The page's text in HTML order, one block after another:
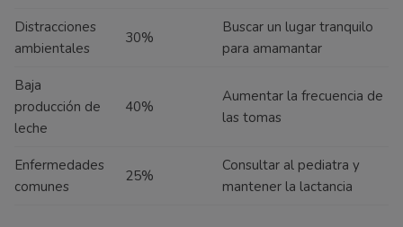
Distracciones
ambientales
30%
Buscar un lugar tranquilo
para amamantar
Baja
producción de
leche
40%
Aumentar la frecuencia de
las tomas
Enfermedades
comunes
25%
Consultar al pediatra y
mantener la lactancia